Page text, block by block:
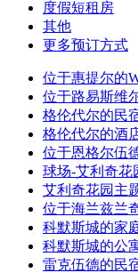
度假短租房
其他
更多预订方式
位于惠提尔的
位于路易斯维
格伦代尔的民
格伦代尔的酒
位于恩格尔伍
球场-艾利奇花
艾利奇花园主
位于海兰兹兰
科默斯城的家
科默斯城的公
雷克伍德的民